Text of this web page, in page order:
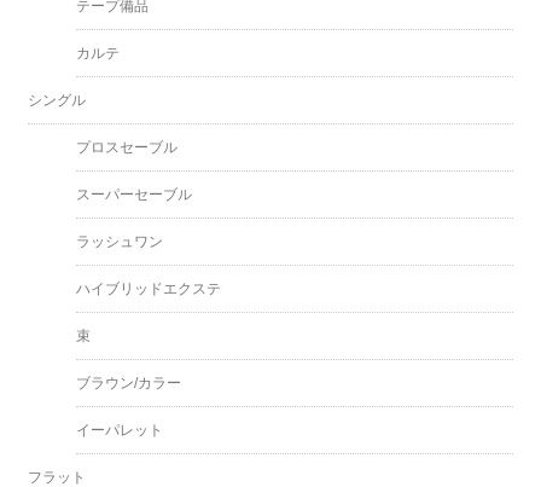
テープ備品
カルテ
シングル
プロスセーブル
スーパーセーブル
ラッシュワン
ハイブリッドエクステ
束
ブラウン/カラー
イーパレット
フラット